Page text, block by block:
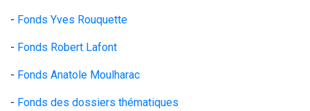
- Fonds Yves Rouquette
- Fonds Robert Lafont
- Fonds Anatole Moulharac
- Fonds des dossiers thématiques